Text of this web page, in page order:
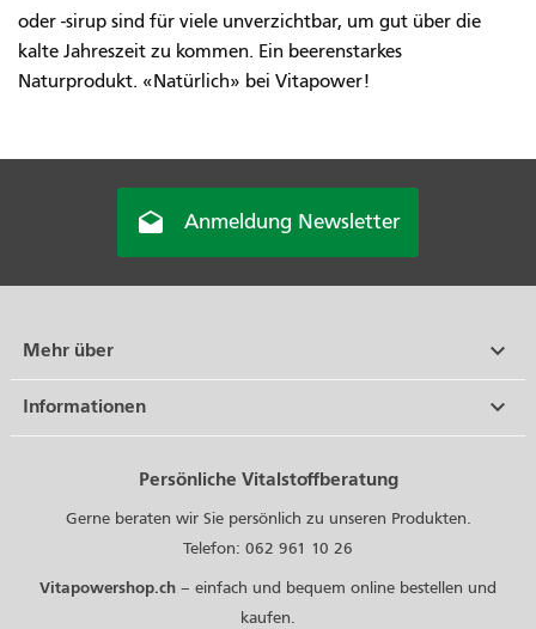
oder -sirup sind für viele unverzichtbar, um gut über die
kalte Jahreszeit zu kommen. Ein beerenstarkes
Naturprodukt. «Natürlich» bei Vitapower!
 Anmeldung Newsletter
Mehr über 
Informationen 
Persönliche Vitalstoffberatung
Gerne beraten wir Sie persönlich zu unseren Produkten.
Telefon: 062 961 10 26
Vitapowershop.ch – einfach und bequem online bestellen und
kaufen.